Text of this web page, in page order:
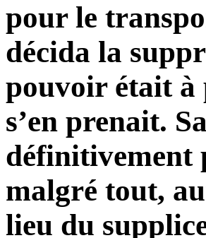
pour le
décida la
pouvoir était à
s’en prenait.
définitivement
malgré tout,
lieu du